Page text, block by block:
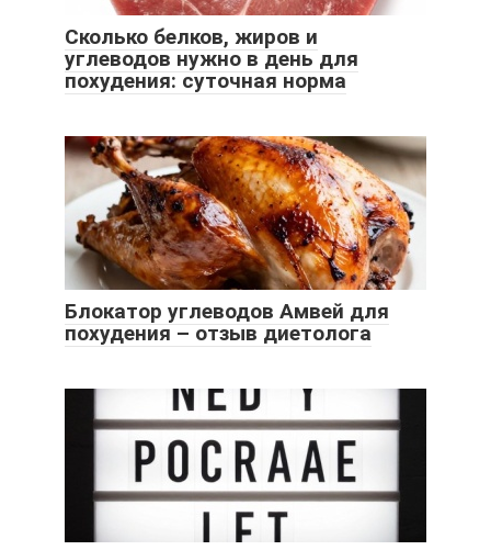
Сколько белков, жиров и
углеводов нужно в день для
похудения: суточная норма
Блокатор углеводов Амвей для
похудения – отзыв диетолога